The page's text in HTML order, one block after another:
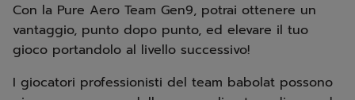
Con la Pure Aero Team Gen9, potrai ottenere un
vantaggio, punto dopo punto, ed elevare il tuo
gioco portandolo al livello successivo!
I giocatori professionisti del team babolat possono